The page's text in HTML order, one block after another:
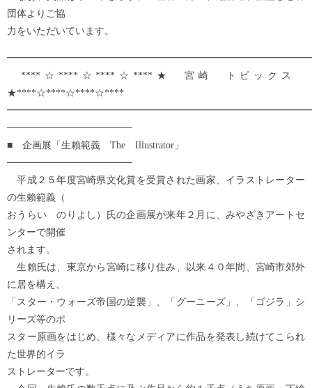
団体よりご協
力をいただいています。
****☆****☆****☆****★ 宮崎 トピックス
★****☆****☆****☆****
──────────────────
■ 企画展「生賴範義 The Illustrator」
──────────────────
平成２５年度宮崎県文化賞を受賞された画家、イラストレーター
の生賴範義（
おうらい のりよし）氏の企画展が来年２月に、みやざきアートセ
ンターで開催
されます。
生賴氏は、東京から宮崎に移り住み、以来４０年間、宮崎市郊外
に居を構え、
「スター・ウォーズ帝国の逆襲」、「グーニーズ」、「ゴジラ」シ
リーズ等のポ
スター原画をはじめ、様々なメディアに作品を発表し続けてこられ
た世界的イラ
ストレーターです。